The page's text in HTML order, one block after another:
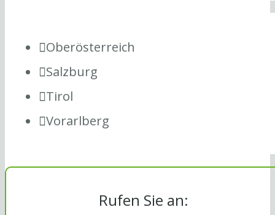
Oberösterreich
Salzburg
Tirol
Vorarlberg
Rufen Sie an: